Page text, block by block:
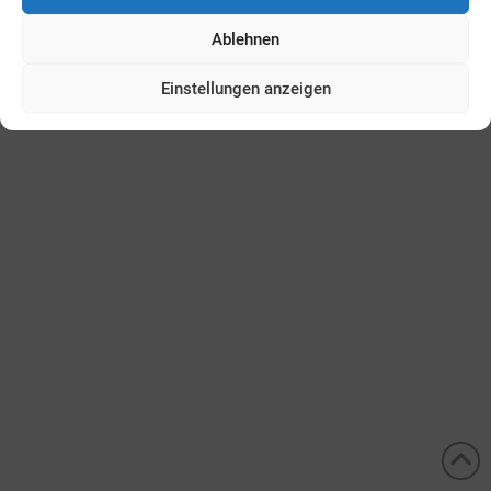
Ablehnen
Einstellungen anzeigen